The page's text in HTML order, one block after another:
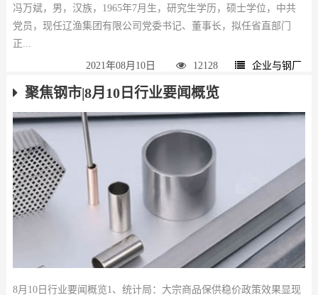
冯万斌，男，汉族，1965年7月生，研究生学历，硕士学位，中共
党员，现任辽渔集团有限公司党委书记、董事长，拟任省直部门
正...
2021年08月10日 12128 企业与钢厂
聚焦钢市|8月10日行业要闻概览
8月10日行业要闻概览1、统计局：大宗商品保供稳价政策效果显现